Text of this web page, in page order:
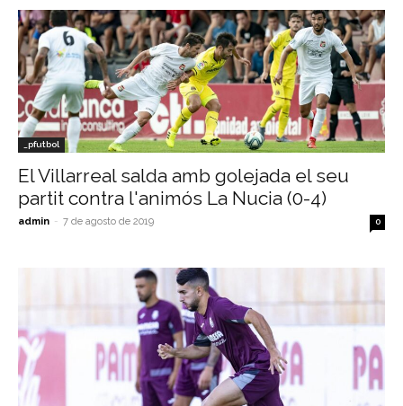
_pfutbol
El Villarreal salda amb golejada el seu
partit contra l'animós La Nucia (0-4)
admin - 7 de agosto de 2019 0